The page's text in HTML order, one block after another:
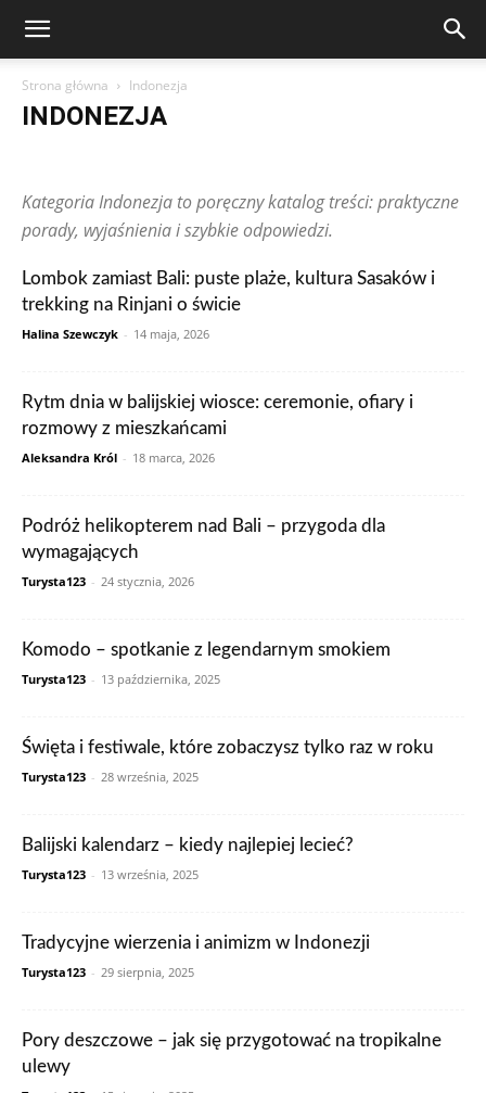
Strona główna Indonezja
INDONEZJA
Francja
Grecja Gwatemala Hiszpania Holandia
Hongkong
Indie
Indonezja Irlandia Japonia Kanada
Korea Południowa
Niemcy
Norwegia Nowa Zelandia Peru Polska
Portugalia
Rosja
RPA Rumunia Singapur
Stany Zjednoczone
Szwajcaria
Szwecja Tajlandia
Węgry
Wielka Brytania Wietnam
Kategoria Indonezja to poręczny katalog treści: praktyczne
porady, wyjaśnienia i szybkie odpowiedzi.
Lombok zamiast Bali: puste plaże, kultura Sasaków i
trekking na Rinjani o świcie
Halina Szewczyk - 14 maja, 2026
Rytm dnia w balijskiej wiosce: ceremonie, ofiary i
rozmowy z mieszkańcami
Aleksandra Król - 18 marca, 2026
Podróż helikopterem nad Bali – przygoda dla
wymagających
Turysta123 - 24 stycznia, 2026
Komodo – spotkanie z legendarnym smokiem
Turysta123 - 13 października, 2025
Święta i festiwale, które zobaczysz tylko raz w roku
Turysta123 - 28 września, 2025
Balijski kalendarz – kiedy najlepiej lecieć?
Turysta123 - 13 września, 2025
Tradycyjne wierzenia i animizm w Indonezji
Turysta123 - 29 sierpnia, 2025
Pory deszczowe – jak się przygotować na tropikalne
ulewy